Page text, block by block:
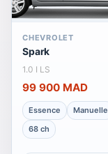
CHEVROLET
Spark
1.0 I LS
99 900 MAD
Essence
Manuelle
68 ch